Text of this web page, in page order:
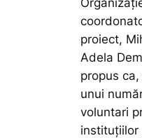
proiect,
Adela
propus
unui
voluntari